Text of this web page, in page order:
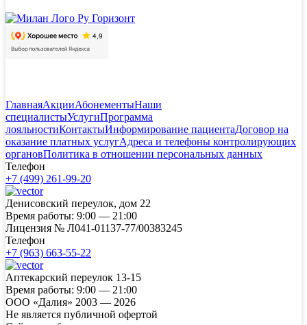
ГлавнаяАкцииАбонементыНаши
специалистыУслугиПрограмма
лояльностиКонтактыИнформирование пациентаДоговор на
оказание платных услугАдреса и телефоны контролирующих
органовПолитика в отношении персональных данных
Телефон
+7 (499) 261-99-20
Денисовский переулок, дом 22
Время работы: 9:00 — 21:00
Лицензия № Л041-01137-77/00383245
Телефон
+7 (963) 663-55-22
Аптекарский переулок 13-15
Время работы: 9:00 — 21:00
ООО «Далия» 2003 — 2026
Не является публичной офертой